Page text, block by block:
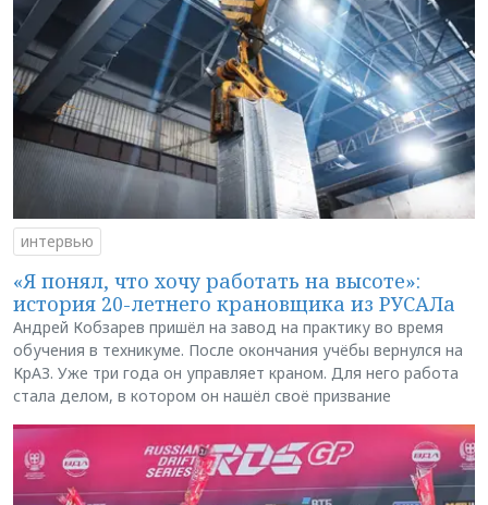
интервью
«Я понял, что хочу работать на высоте»:
история 20-летнего крановщика из РУСАЛа
Андрей Кобзарев пришёл на завод на практику во время
обучения в техникуме. После окончания учёбы вернулся на
КрАЗ. Уже три года он управляет краном. Для него работа
стала делом, в котором он нашёл своё призвание